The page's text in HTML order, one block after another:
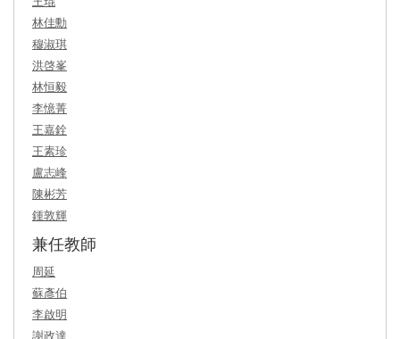
林佳勳
穆淑琪
洪啓峯
林恒毅
李憶菁
王嘉銓
王素珍
盧志峰
陳彬芳
鍾敦輝
兼任教師
周延
蘇彥伯
李啟明
謝政達